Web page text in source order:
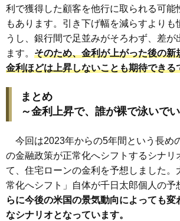
利で獲得した顧客を他行に取られる可能
もあります。引き下げ幅を減らすよりも
うし、銀行間で足並みがそろわず、差が
ます。 そのため、金利が上がった後の新
金利ほどは上昇しないことも期待できる
まとめ
～金利上昇で、誰が裸で泳いで
今回は2023年からの5年間という長め
の金融政策が正常化へシフトするシナリ
て、住宅ローンの金利を予想しました。
常化へシフト」自体が千日太郎個人の予
らに今後の米国の景気動向によっても変
なシナリオとなっています。